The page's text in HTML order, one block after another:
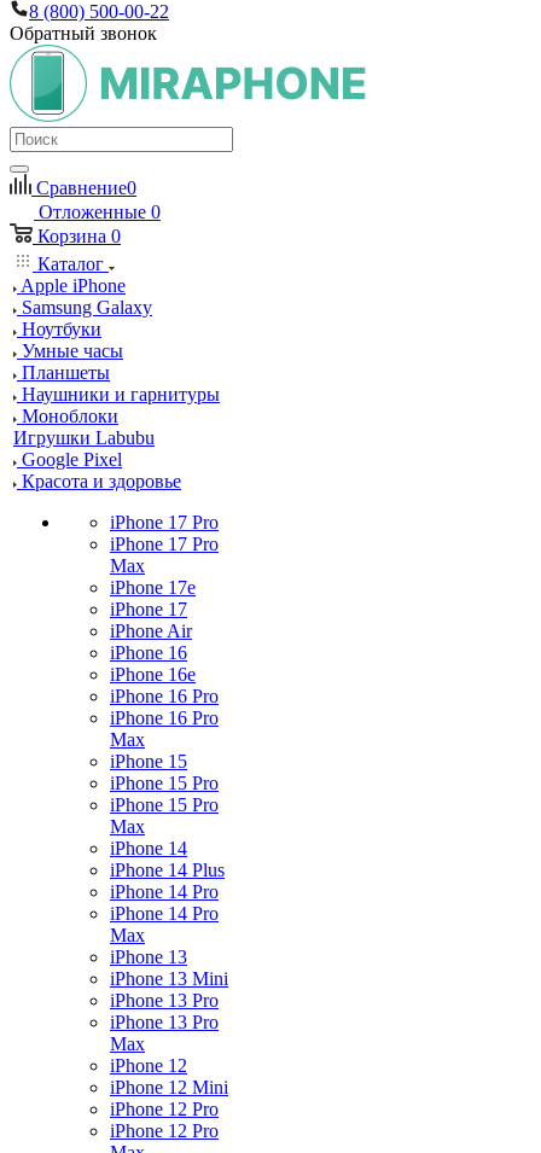
8 (800) 500-00-22
Обратный звонок
Сравнение0
Отложенные 0
Корзина 0
Каталог
Apple iPhone
Samsung Galaxy
Ноутбуки
Умные часы
Планшеты
Наушники и гарнитуры
Моноблоки
Игрушки Labubu
Google Pixel
Красота и здоровье
iPhone 17 Pro
iPhone 17 Pro
Max
iPhone 17e
iPhone 17
iPhone Air
iPhone 16
iPhone 16e
iPhone 16 Pro
iPhone 16 Pro
Max
iPhone 15
iPhone 15 Pro
iPhone 15 Pro
Max
iPhone 14
iPhone 14 Plus
iPhone 14 Pro
iPhone 14 Pro
Max
iPhone 13
iPhone 13 Mini
iPhone 13 Pro
iPhone 13 Pro
Max
iPhone 12
iPhone 12 Mini
iPhone 12 Pro
iPhone 12 Pro